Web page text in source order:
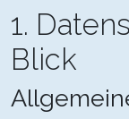
1.
Blick